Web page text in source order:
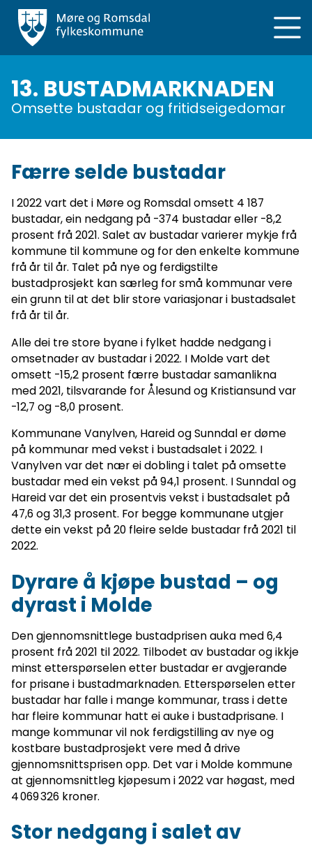
Hopp
hovedinnhold
13. BUSTADMARKNADEN
Omsette bustadar og fritidseigedomar
Færre selde bustadar
I 2022 vart det i Møre og Romsdal omsett 4 187
bustadar, ein nedgang på -374 bustadar eller -8,2
prosent frå 2021. Salet av bustadar varierer mykje frå
kommune til kommune og for den enkelte kommune
frå år til år. Talet på nye og ferdigstilte
bustadprosjekt kan særleg for små kommunar vere
ein grunn til at det blir store variasjonar i bustadsalet
frå år til år.
Alle dei tre store byane i fylket hadde nedgang i
omsetnader av bustadar i 2022. I Molde vart det
omsett -15,2 prosent færre bustadar samanlikna
med 2021, tilsvarande for Ålesund og Kristiansund var
-12,7 og -8,0 prosent.
Kommunane Vanylven, Hareid og Sunndal er døme
på kommunar med vekst i bustadsalet i 2022. I
Vanylven var det nær ei dobling i talet på omsette
bustadar med ein vekst på 94,1 prosent. I Sunndal og
Hareid var det ein prosentvis vekst i bustadsalet på
47,6 og 31,3 prosent. For begge kommunane utgjer
dette ein vekst på 20 fleire selde bustadar frå 2021 til
2022.
Dyrare å kjøpe bustad – og
dyrast i Molde
Den gjennomsnittlege bustadprisen auka med 6,4
prosent frå 2021 til 2022. Tilbodet av bustadar og ikkje
minst etterspørselen etter bustadar er avgjerande
for prisane i bustadmarknaden. Etterspørselen etter
bustadar har falle i mange kommunar, trass i dette
har fleire kommunar hatt ei auke i bustadprisane. I
mange kommunar vil nok ferdigstilling av nye og
kostbare bustadprosjekt vere med å drive
gjennomsnittsprisen opp. Det var i Molde kommune
at gjennomsnittleg kjøpesum i 2022 var høgast, med
4 069 326 kroner.
Stor nedgang i salet av